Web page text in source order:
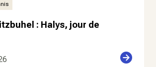
: Halys, jour de